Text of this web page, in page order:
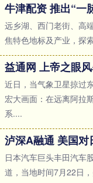
远乡湖、西门老街、高
焦特色地标及产业，探
近日，当气象卫星掠过
宏大画面：在远离阿拉
系....
日本汽车巨头丰田汽车
道，当地时间7月22日